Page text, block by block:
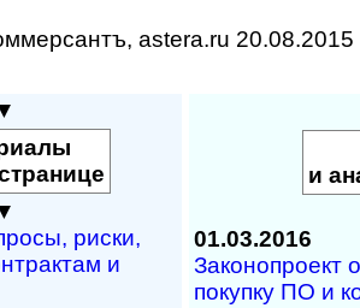
astera.ru 20.08.2015
рис­ки,
и
и
01.03.2016
Законопроект
покупку ПО и